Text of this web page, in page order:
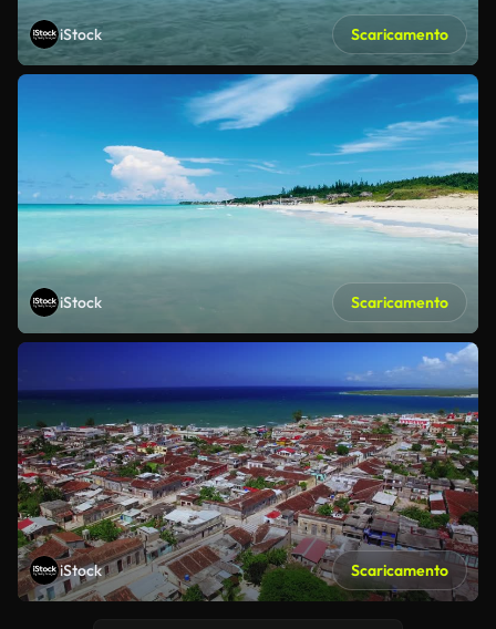
iStock Scaricamento
iStock Scaricamento
iStock Scaricamento